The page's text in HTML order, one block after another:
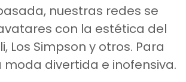
nuestras redes se
con la estética del
Los Simpson y otros. Para
moda divertida e inofensiva.